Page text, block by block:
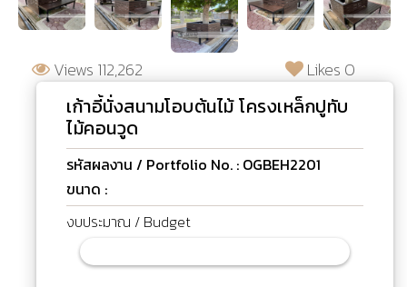
Views 112,262 Likes 0
เก้าอี้นั่งสนามโอบต้นไม้ โครงเหล็กปูทับ
ไม้คอนวูด
รหัสผลงาน / Portfolio No. : OGBEH2201
ขนาด :
งบประมาณ / Budget